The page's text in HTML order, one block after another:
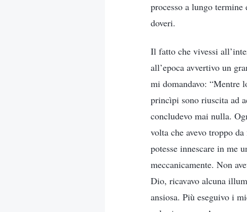
processo a lungo
doveri.
Il fatto che vivessi
all’epoca avvertivo un
mi domandavo: “Mentre
princìpi sono riuscita ad
concludevo mai nulla.
volta che avevo troppo
potesse innescare in me
meccanicamente. Non
Dio, ricavavo alcuna
ansiosa. Più eseguivo i